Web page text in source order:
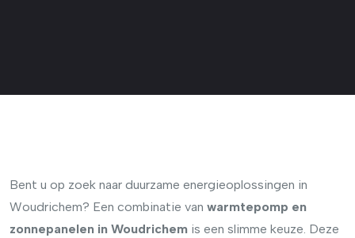
Bent u op zoek naar duurzame energieoplossingen in
Woudrichem? Een combinatie van warmtepomp en
zonnepanelen in Woudrichem is een slimme keuze. Deze